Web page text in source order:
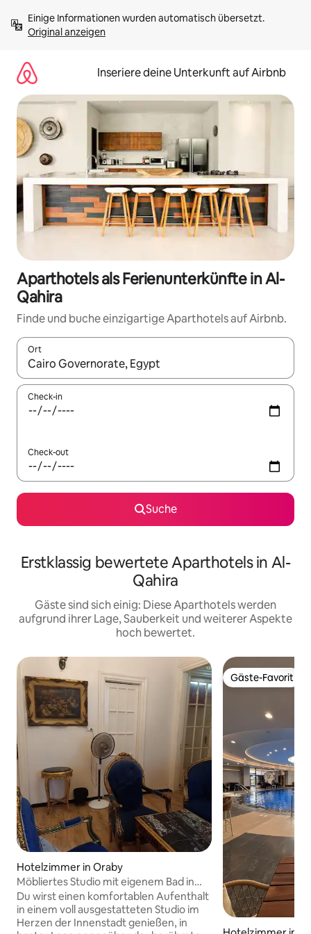
Inhalten
springenOriginal anzeigen
Inseriere deine Unterkunft auf Airbnb
Aparthotels als Ferienunterkünfte in Al-
Qahira
Finde und buche einzigartige Aparthotels auf Airbnb.
Ort
Wenn Ergebnisse verfügbar sind, navigiere mit den
Check-in
Check-out
Suche
Erstklassig bewertete Aparthotels in Al-
Qahira
Gäste sind sich einig: Diese Aparthotels werden
aufgrund ihrer Lage, Sauberkeit und weiterer Aspekte
hoch bewertet.
Hotelzimmer in Oraby
Möbliertes Studio mit eigenem Bad in
bester Lage im Stadtzentrum
Du wirst einen komfortablen Aufenthalt
in einem voll ausgestatteten Studio im
Herzen der Innenstadt genießen, in
Gäste-Favorit
Gäste-Favorit